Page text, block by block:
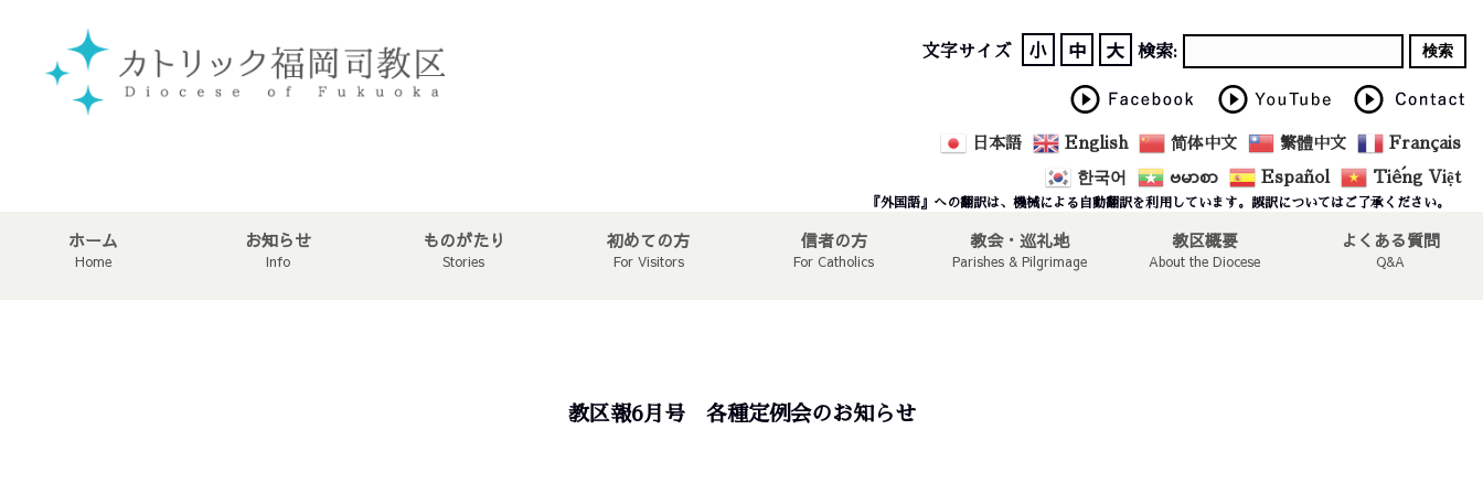
文字サイズ 小 中 大 検索:
日本語 English 简体中文 繁體中文 Français
한국어 ဗမာစာ Español Tiếng Việt
『外国語』への翻訳は、機械による自動翻訳を利用しています。誤訳についてはご了承ください。
ホーム
Home
お知らせ
Info
ものがたり
Stories
初めての方
For Visitors
信者の方
For Catholics
教会・巡礼地
Parishes & Pilgrimage
教区概要
About the Diocese
よくある質問
Q&A
教区報6月号 各種定例会のお知らせ